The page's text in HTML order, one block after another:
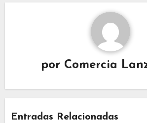
por Comercia
Entradas Relacionadas